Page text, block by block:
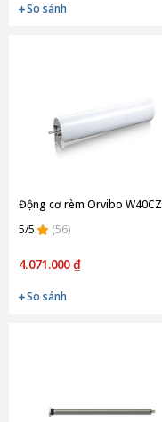
So sánh
Động cơ rèm Orvibo W40CZ
5/5
(56)
4.071.000 ₫
So sánh